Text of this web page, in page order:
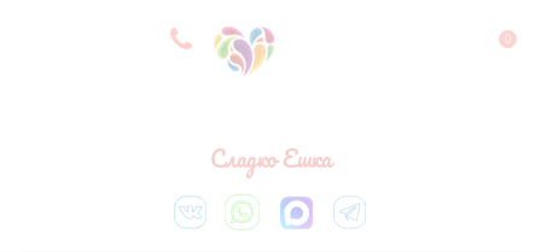
8 927 083 33 05 0
Сладко Ешка